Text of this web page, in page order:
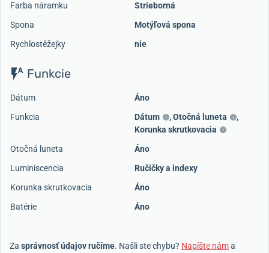
Farba náramku
Strieborná
Spona
Motýľová spona
Rychlostěžejky
nie
Funkcie
Dátum
Áno
Funkcia
Dátum ,Otočná luneta
,
Korunka skrutkovacia
Otočná luneta
Áno
Luminiscencia
Ručičky a indexy
Korunka skrutkovacia
Áno
Batérie
Áno
Za správnosť údajov ručíme. Našli ste chybu? Napíšte náma